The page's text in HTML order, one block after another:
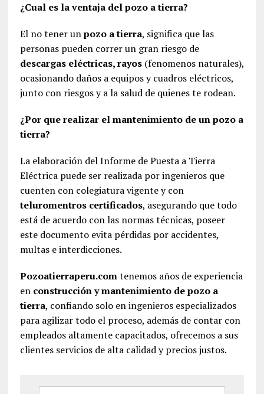
¿Cual es la ventaja del pozo a tierra?
El no tener unpozo a tierra, significa que las
personas pueden correr un gran riesgo de
descargas eléctricas, rayos(fenomenos naturales),
ocasionando daños a equipos y cuadros eléctricos,
junto con riesgos y a la salud de quienes te rodean.
¿Por que realizar el mantenimiento de un pozo a
tierra?
La elaboración del Informe de Puesta a Tierra
Eléctrica puede ser realizada por ingenieros que
cuenten con colegiatura vigente y con
teluromentros certificados, asegurando que todo
está de acuerdo con las normas técnicas, poseer
este documento evita pérdidas por accidentes,
multas e interdicciones.
Pozoatierraperu.comtenemos años de experiencia
en construcción y mantenimiento de pozo a
tierra, confiando solo en ingenieros especializados
para agilizar todo el proceso, además de contar con
empleados altamente capacitados, ofrecemos a sus
clientes servicios de alta calidad y precios justos.